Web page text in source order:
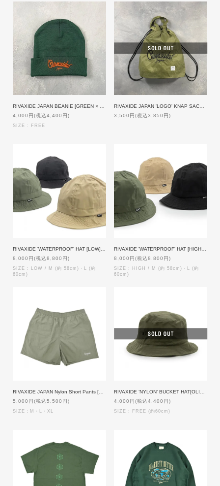
4,000円(税込4,400円)
SIZE : FREE
3,500円(税込3,850円)
8,000円(税込8,800円)
SIZE : LOW / M (約 58cm)・L (約
60cm)
8,000円(税込8,800円)
SIZE : HIGH / M (約 58cm)・L (約
60cm)
5,000円(税込5,500円)
SIZE：M・L・XL
4,000円(税込4,400円)
SIZE : FREE (約60cm)